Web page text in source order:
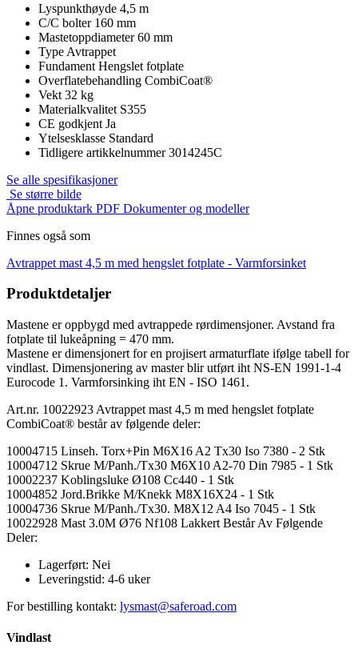
Lyspunkthøyde 4,5 m
C/C bolter 160 mm
Mastetoppdiameter 60 mm
Type Avtrappet
Fundament Hengslet fotplate
Overflatebehandling CombiCoat®
Vekt 32 kg
Materialkvalitet S355
CE godkjent Ja
Ytelsesklasse Standard
Tidligere artikkelnummer 3014245C
Se alle spesifikasjoner
Se større bilde
Åpne produktark PDF Dokumenter og modeller
Finnes også som
Avtrappet mast 4,5 m med hengslet fotplate - Varmforsinket
Produktdetaljer
Mastene er oppbygd med avtrappede rørdimensjoner. Avstand fra
fotplate til lukeåpning = 470 mm.
Mastene er dimensjonert for en projisert armaturflate ifølge tabell for
vindlast. Dimensjonering av master blir utført iht NS-EN 1991-1-4
Eurocode 1. Varmforsinking iht EN - ISO 1461.
Art.nr. 10022923 Avtrappet mast 4,5 m med hengslet fotplate
CombiCoat® består av følgende deler:
10004715 Linseh. Torx+Pin M6X16 A2 Tx30 Iso 7380 - 2 Stk
10004712 Skrue M/Panh./Tx30 M6X10 A2-70 Din 7985 - 1 Stk
10002237 Koblingsluke Ø108 Cc440 - 1 Stk
10004852 Jord.Brikke M/Knekk M8X16X24 - 1 Stk
10004736 Skrue M/Panh./Tx30. M8X12 A4 Iso 7045 - 1 Stk
10022928 Mast 3.0M Ø76 Nf108 Lakkert Består Av Følgende
Deler:
Lagerført: Nei
Leveringstid: 4-6 uker
For bestilling kontakt: lysmast@saferoad.com
Vindlast